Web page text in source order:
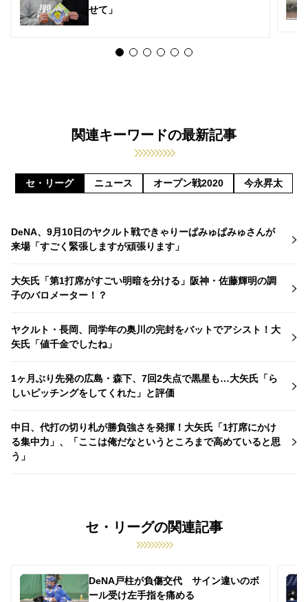
せて」
関連キーワードの最新記事
セ・リーグ ニュース オープン戦2020 今永昇太
DeNA、9月10日のヤクルト戦できゃりーぱみゅぱみゅさんが
来場「すごく緊張しますが頑張ります」
大矢氏「第1打席がすごい明暗を分ける」阪神・佐藤輝明の調
子のバロメーター！？
ヤクルト・長岡、同学年の奥川の完封をバットでアシスト！大
矢氏「値千金でしたね」
1ヶ月ぶり先発の広島・森下、7回2失点で黒星も…大矢氏「ら
しいピッチングをしてくれた」と評価
中日、代打の切り札が勝負強さを発揮！大矢氏「1打席にかけ
る集中力」、「ここは俺だなというところまで高めていると思
う」
セ・リーグの関連記事
DeNA戸柱が負傷交代 サイン違いのボ
ール受け左手指を痛める